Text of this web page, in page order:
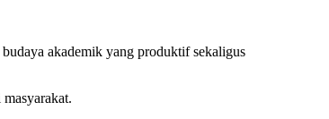
akademik yang produktif sekaligus